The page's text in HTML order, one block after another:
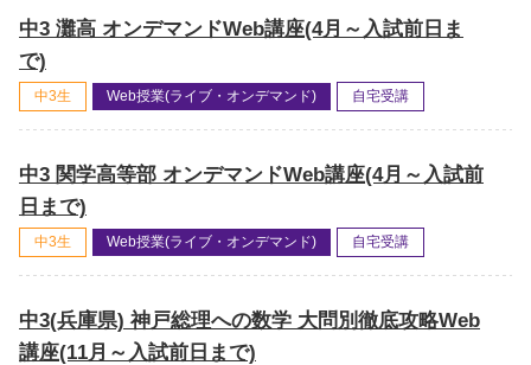
中3 灘高 オンデマンドWeb講座(4月～入試前日ま
で)
中3生 Web授業(ライブ・オンデマンド) 自宅受講
中3 関学高等部 オンデマンドWeb講座(4月～入試前
日まで)
中3生 Web授業(ライブ・オンデマンド) 自宅受講
中3(兵庫県) 神戸総理への数学 大問別徹底攻略Web
講座(11月～入試前日まで)